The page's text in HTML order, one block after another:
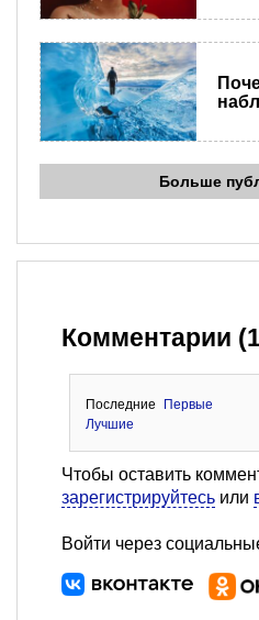
Больше
Комментарии
Последние
Первые
Лучшие
Чтобы оставить
зарегистрируйтесь или
Войти через